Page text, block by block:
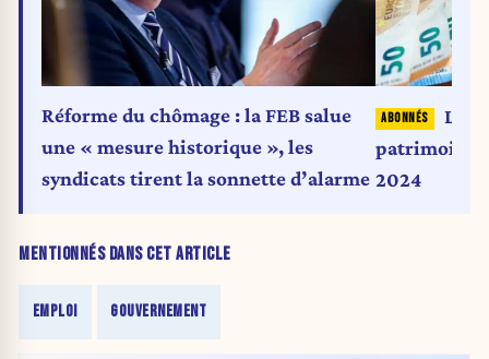
MENTIONNÉS DANS CET ARTICLE
EMPLOI GOUVERNEMENT
Réforme du chômage : la FEB salue
une « mesure historique », les
syndicats tirent la sonnette d’alarme
Les
patrimoine
2024